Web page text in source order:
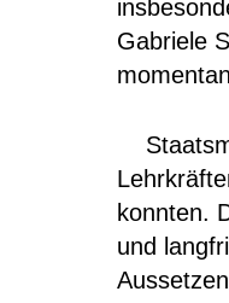
Gabriele
konnten.
und